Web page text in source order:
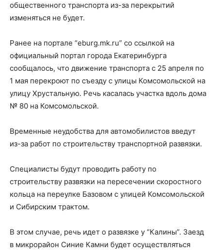
общественного транспорта из-за перекрытий
изменяться не будет.
Ранее на портале “eburg.mk.ru” со ссылкой на
официальный портал города Екатеринбурга
сообщалось, что движение транспорта с 25 апреля по
1 мая перекроют по съезду с улицы Комсомольской на
улицу Хрустальную. Речь касалась участка вдоль дома
№ 80 на Комсомольской.
Временные неудобства для автомобилистов введут
из-за работ по строительству транспортной развязки.
Специалисты будут проводить работу по
строительству развязки на пересечении скоростного
кольца на переулке Базовом с улицей Комсомольской
и Сибирским трактом.
В этом случае, речь идет о развязке у “Калины”. Заезд
в микрорайон Синие Камни будет осуществляться